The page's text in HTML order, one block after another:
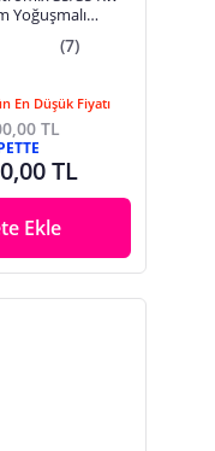
Yoğuşmalı
(7)
En Düşük Fiyatı
TL
TL
Ekle